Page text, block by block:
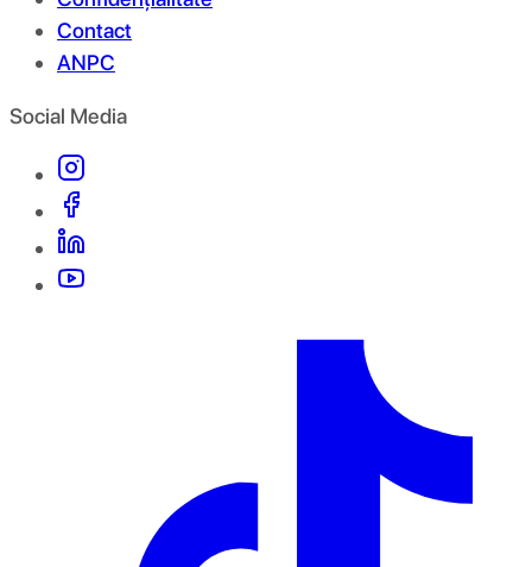
Contact
ANPC
Social Media